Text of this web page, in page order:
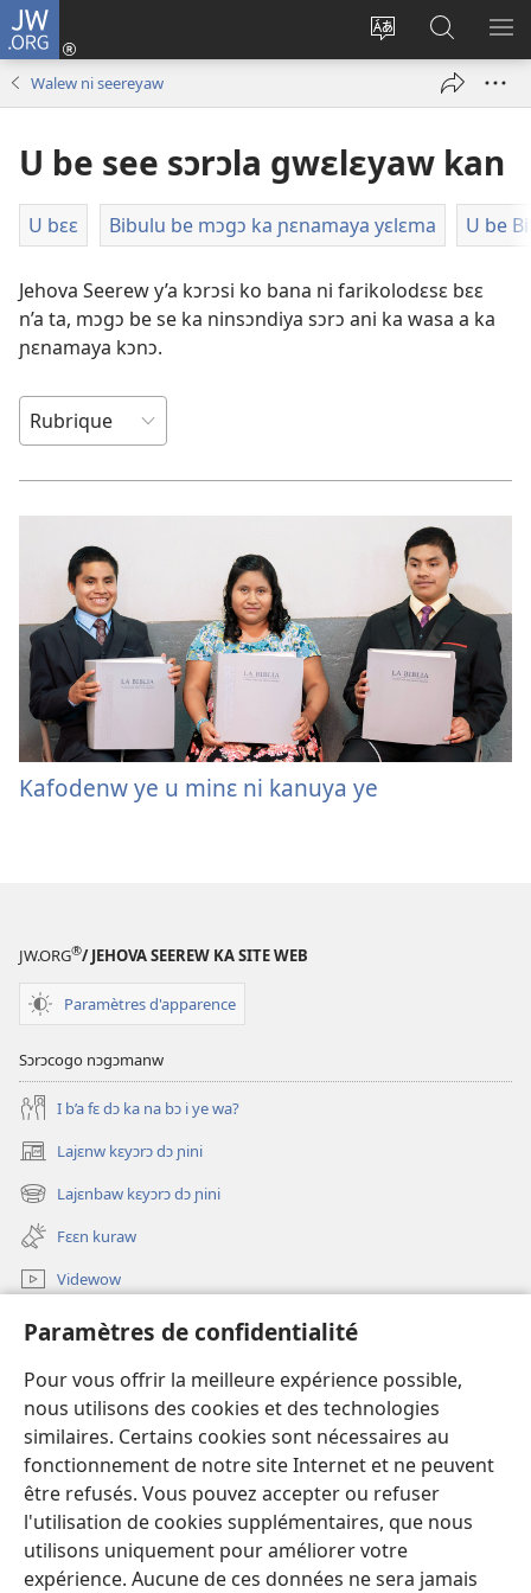
Paramètres de confidentialité
Pour vous offrir la meilleure expérience possible,
nous utilisons des cookies et des technologies
similaires. Certains cookies sont nécessaires au
fonctionnement de notre site Internet et ne peuvent
être refusés. Vous pouvez accepter ou refuser
l'utilisation de cookies supplémentaires, que nous
utilisons uniquement pour améliorer votre
expérience. Aucune de ces données ne sera jamais
JW.ORG
Kaan
Kɔnti
yɛlɛ
fenêtre)
A
ɲini
JW.ORG
Walew ni seereyaw
U be see sɔrɔla gwɛlɛyaw kan
U bɛɛ Bibulu be mɔgɔ ka ɲɛnamaya yɛlɛma U be
Jehova Seerew y’a kɔrɔsi ko bana ni farikolodɛsɛ bɛɛ
n’a ta, mɔgɔ be se ka ninsɔndiya sɔrɔ ani ka wasa a ka
ɲɛnamaya kɔnɔ.
Kafodenw ye u minɛ ni kanuya ye
JW.ORG®/ JEHOVA SEEREW KA SITE WEB
Paramètres d'apparence
Sɔrɔcogo nɔgɔmanw
I b’a fɛ dɔ ka na bɔ i ye wa?
Lajɛnw kɛyɔrɔ dɔ ɲini
(ouvre
une
nouvelle
fenêtre)
Lajɛnbaw kɛyɔrɔ dɔ ɲini
(ouvre
une
nouvelle
fenêtre)
Fɛɛn kuraw
Videwow
(ouvre
une
nouvelle
fenêtre)
Watchtower ka BIBLOTƐKI ƐNTƐRƐNƐTI KAN™
(ouvre
une
nouvelle
fenêtre)
JW Hub
(ouvre
une